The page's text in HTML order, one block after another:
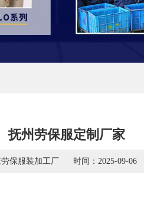
抚州劳保服定制厂家
保服装加工厂 时间：2025-09-06